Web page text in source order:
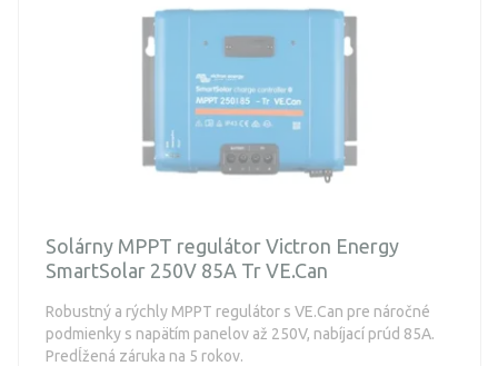
Solárny MPPT regulátor Victron Energy
SmartSolar 250V 85A Tr VE.Can
Robustný a rýchly MPPT regulátor s VE.Can pre náročné
podmienky s napätím panelov až 250V, nabíjací prúd 85A.
Predĺžená záruka na 5 rokov.